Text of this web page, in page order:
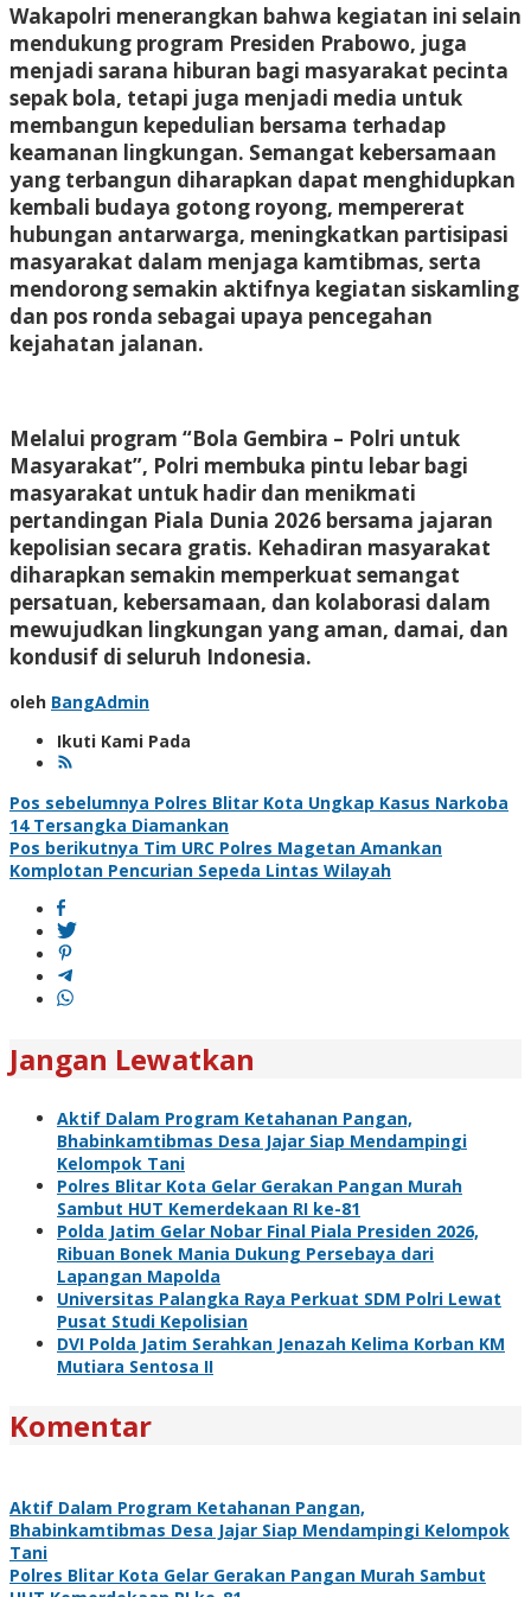
Wakapolri menerangkan bahwa kegiatan ini selain
mendukung program Presiden Prabowo, juga
menjadi sarana hiburan bagi masyarakat pecinta
sepak bola, tetapi juga menjadi media untuk
membangun kepedulian bersama terhadap
keamanan lingkungan. Semangat kebersamaan
yang terbangun diharapkan dapat menghidupkan
kembali budaya gotong royong, mempererat
hubungan antarwarga, meningkatkan partisipasi
masyarakat dalam menjaga kamtibmas, serta
mendorong semakin aktifnya kegiatan siskamling
dan pos ronda sebagai upaya pencegahan
kejahatan jalanan.
Melalui program “Bola Gembira – Polri untuk
Masyarakat”, Polri membuka pintu lebar bagi
masyarakat untuk hadir dan menikmati
pertandingan Piala Dunia 2026 bersama jajaran
kepolisian secara gratis. Kehadiran masyarakat
diharapkan semakin memperkuat semangat
persatuan, kebersamaan, dan kolaborasi dalam
mewujudkan lingkungan yang aman, damai, dan
kondusif di seluruh Indonesia.
oleh BangAdmin
Ikuti Kami Pada
Navigasi
pos
Pos sebelumnya Polres Blitar Kota Ungkap Kasus Narkoba
14 Tersangka Diamankan
Pos berikutnya Tim URC Polres Magetan Amankan
Komplotan Pencurian Sepeda Lintas Wilayah
Jangan Lewatkan
Aktif Dalam Program Ketahanan Pangan,
Bhabinkamtibmas Desa Jajar Siap Mendampingi
Kelompok Tani
Polres Blitar Kota Gelar Gerakan Pangan Murah
Sambut HUT Kemerdekaan RI ke-81
Polda Jatim Gelar Nobar Final Piala Presiden 2026,
Ribuan Bonek Mania Dukung Persebaya dari
Lapangan Mapolda
Universitas Palangka Raya Perkuat SDM Polri Lewat
Pusat Studi Kepolisian
DVI Polda Jatim Serahkan Jenazah Kelima Korban KM
Mutiara Sentosa II
Komentar
Aktif Dalam Program Ketahanan Pangan,
Bhabinkamtibmas Desa Jajar Siap Mendampingi Kelompok
Tani
Polres Blitar Kota Gelar Gerakan Pangan Murah Sambut